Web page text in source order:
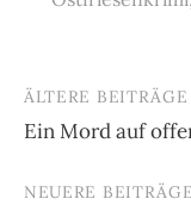
ÄLTERE BEITRÄGE
Ein Mord auf
NEUERE BEITRÄGE